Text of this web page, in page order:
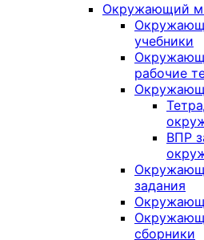
Окружающий
учебники
рабочие
ВПР
задания
сборники